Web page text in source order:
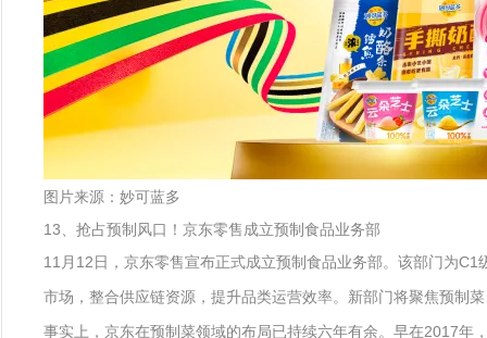
图片来源：妙可蓝多
13、抢占预制风口！京东零售成立预制食品业务部
11月12日，京东零售宣布正式成立预制食品业务部。该部门为
市场，整合供应链资源，提升品类运营效率。新部门将聚焦预制
事实上，京东在预制菜领域的布局已持续六年有余。早在2017年